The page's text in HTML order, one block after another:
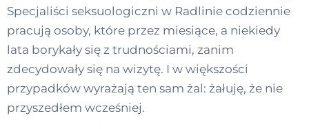
Specjaliści seksuologiczni w Radlinie codziennie
pracują osoby, które przez miesiące, a niekiedy
lata borykały się z trudnościami, zanim
zdecydowały się na wizytę. I w większości
przypadków wyrażają ten sam żal: żałuję, że nie
przyszedłem wcześniej.